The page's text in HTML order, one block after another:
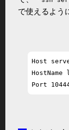
で使えるよう
Host